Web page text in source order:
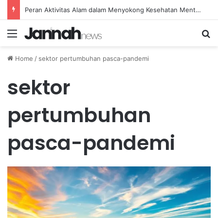
Peran Aktivitas Alam dalam Menyokong Kesehatan Mental dan Menenangkan Pikiran di Masa Sulit
Menu
Home / sektor pertumbuhan pasca-pandemi
sektor
pertumbuhan
pasca-pandemi